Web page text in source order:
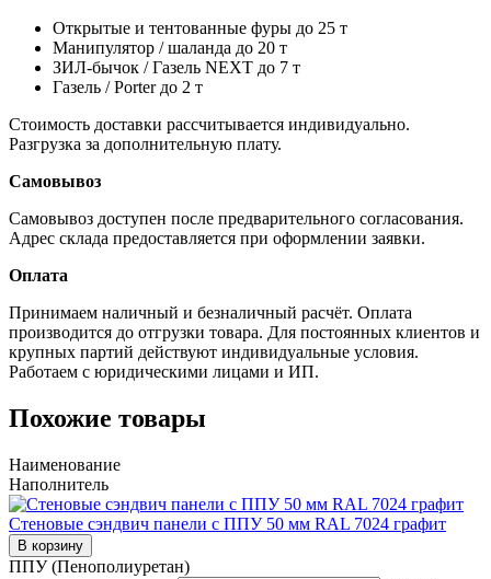
Открытые и тентованные фуры до 25 т
Манипулятор / шаланда до 20 т
ЗИЛ-бычок / Газель NEXT до 7 т
Газель / Porter до 2 т
Стоимость доставки рассчитывается индивидуально.
Разгрузка за дополнительную плату.
Самовывоз
Самовывоз доступен после предварительного согласования.
Адрес склада предоставляется при оформлении заявки.
Оплата
Принимаем наличный и безналичный расчёт. Оплата
производится до отгрузки товара. Для постоянных клиентов и
крупных партий действуют индивидуальные условия.
Работаем с юридическими лицами и ИП.
Похожие товары
Наименование
Наполнитель
Стеновые сэндвич панели с ППУ 50 мм RAL 7024 графит
В корзину
ППУ (Пенополиуретан)